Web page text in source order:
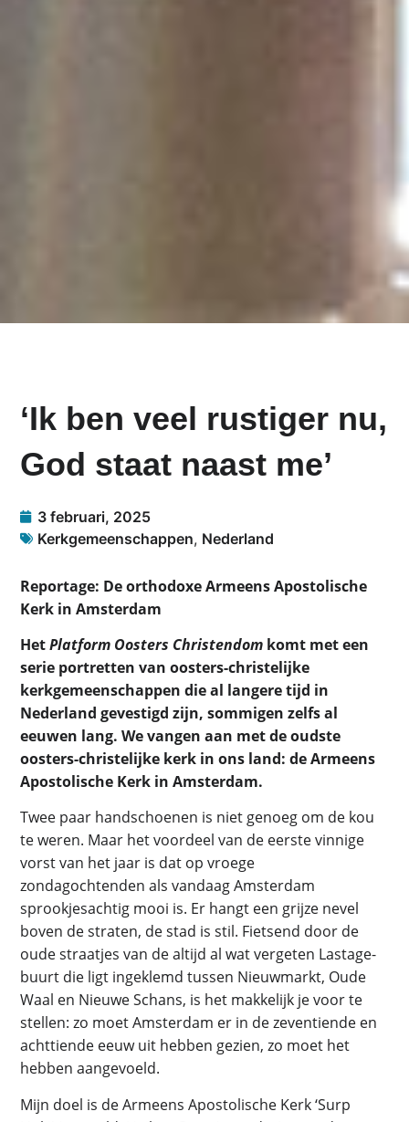
‘Ik ben veel rustiger nu,
God staat naast me’
3 februari, 2025
Kerkgemeenschappen, Nederland
Reportage: De orthodoxe Armeens Apostolische
Kerk in Amsterdam
HetPlatform Oosters Christendom komt met een
serie portretten van oosters-christelijke
kerkgemeenschappen die al langere tijd in
Nederland gevestigd zijn, sommigen zelfs al
eeuwen lang. We vangen aan met de oudste
oosters-christelijke kerk in ons land: de Armeens
Apostolische Kerk in Amsterdam.
Twee paar handschoenen is niet genoeg om de kou
te weren. Maar het voordeel van de eerste vinnige
vorst van het jaar is dat op vroege
zondagochtenden als vandaag Amsterdam
sprookjesachtig mooi is. Er hangt een grijze nevel
boven de straten, de stad is stil. Fietsend door de
oude straatjes van de altijd al wat vergeten Lastage-
buurt die ligt ingeklemd tussen Nieuwmarkt, Oude
Waal en Nieuwe Schans, is het makkelijk je voor te
stellen: zo moet Amsterdam er in de zeventiende en
achttiende eeuw uit hebben gezien, zo moet het
hebben aangevoeld.
Mijn doel is de Armeens Apostolische Kerk ‘Surp